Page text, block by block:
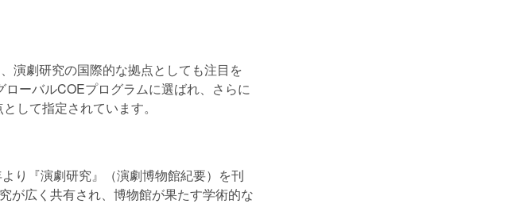
演劇研究の国際的な拠点としても注目を
ーバルCOEプログラムに選ばれ、さらに
して指定されています。
り『演劇研究』（演劇博物館紀要）を刊
が広く共有され、博物館が果たす学術的な